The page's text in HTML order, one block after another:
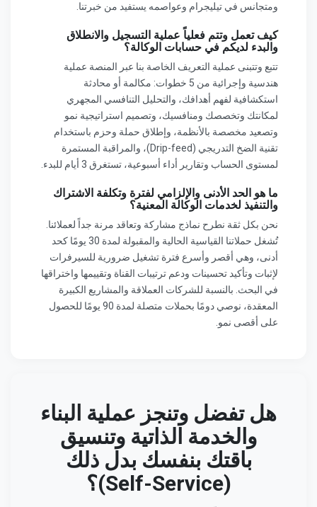
ومتجانس في تيليجرام وعواصمه يستفيد من خبرتنا.
كيف تعمل وتتم فعلياً عملية التسجيل والانطلاق
والبدء لديكم في حسابات الوكالة؟
تتبع وتتبنى عملية التعريف الخاصة بنا عبر المنصة عملية
هندسية وإجرائية من 5 خطوات: مكالمة أو محادثة
استكشافية لفهم أهدافك، والتحليل التنافسي المجهري
لمكانتك وتخصصك ومنافسيك، وتصميم استراتيجية نمو
وتصعيد مخصصة بالأنظمة، وإطلاق حملة وحزم باستخدام
تقنية الضخ التدريجي (Drip-feed)، والمراقبة المستمرة
لمستوى الحساب وتقارير أداء أسبوعية، تستغرق 3 أيام للبدء.
ما هو الحد الأدنى والإلزامي لفترة وتكلفة الاشتراك
والتنفيذ لخدمات الوكالة المعنية؟
نحن بكل ثقة نطرح نماذج مشاركة وتعاقد مرنة جداً لعملائنا.
تُشغل حملاتنا القياسية الحالية والمقبولة لمدة 30 يومًا كحد
أدنى، وهي أقصر وأسرع فترة تشغيل ضرورية للسيرفرات
لإثبات وتأكيد تحسينات ودعم ترتيبات القناة وتقييمها واختراقها
في البحث. بالنسبة للشركات العملاقة والمشاريع الكبيرة
المعقدة، نوصي دومًا بحملات متصلة لمدة 90 يومًا للحصول
على أقصى نمو.
هل تفضل وتنجز عملية البناء
والخدمة الذاتية وتنسيق
باقتك بنفسك بدل ذلك
(Self-Service)؟